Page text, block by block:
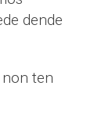
dende
ten